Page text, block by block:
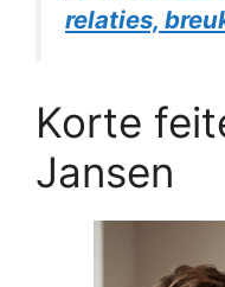
relaties,
Korte
Jansen